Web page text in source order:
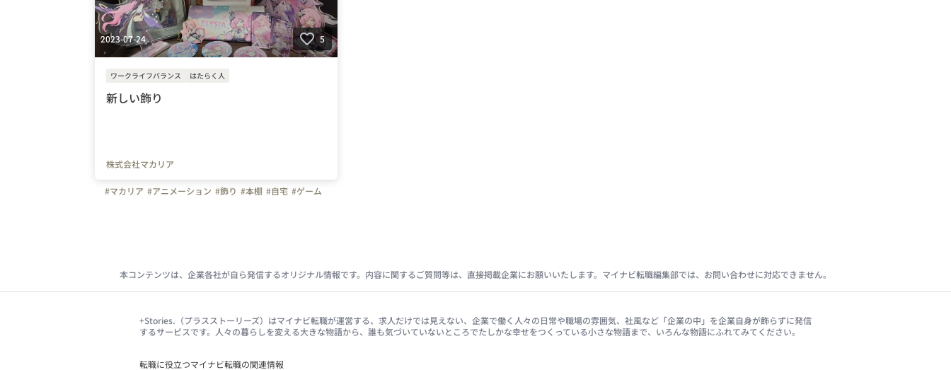
2023-07-24 5
ワークライフバランス はたらく人
新しい飾り
株式会社マカリア
#マカリア #アニメーション #飾り #本棚 #自宅 #ゲーム
本コンテンツは、企業各社が自ら発信するオリジナル情報です。内容に関するご質問等は、直接掲載企業にお願いいたします。マイナビ転職編集部では、お問い合わせに対応できません。
+Stories.（プラスストーリーズ）はマイナビ転職が運営する、求人だけでは見えない、企業で働く人々の日常や職場の雰囲気、社風など「企業の中」を企業自身が飾らずに発信
するサービスです。人々の暮らしを変える大きな物語から、誰も気づいていないところでたしかな幸せをつくっている小さな物語まで、いろんな物語にふれてみてください。
転職に役立つマイナビ転職の関連情報